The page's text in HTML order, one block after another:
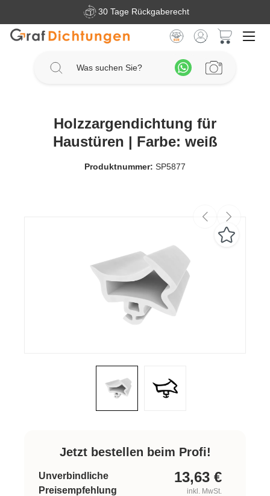
Zum Hauptinhalt springen30 Tage Rückgaberecht
Holzzargendichtung für
Haustüren | Farbe: weiß
Produktnummer: SP5877
Jetzt bestellen beim Profi!
Unverbindliche
Preisempfehlung
13,63 €
inkl. MwSt.